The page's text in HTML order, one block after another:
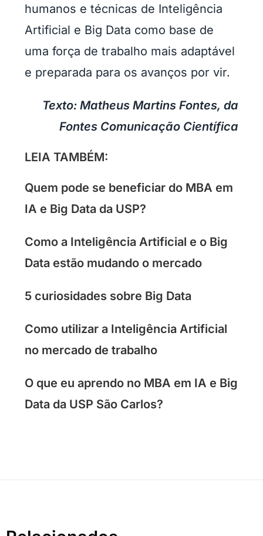
humanos e técnicas de Inteligência
Artificial e Big Data como base de
uma força de trabalho mais adaptável
e preparada para os avanços por vir.
Texto: Matheus Martins Fontes, da
Fontes Comunicação Científica
LEIA TAMBÉM:
Quem pode se beneficiar do MBA em
IA e Big Data da USP?
Como a Inteligência Artificial e o Big
Data estão mudando o mercado
5 curiosidades sobre Big Data
Como utilizar a Inteligência Artificial
no mercado de trabalho
O que eu aprendo no MBA em IA e Big
Data da USP São Carlos?